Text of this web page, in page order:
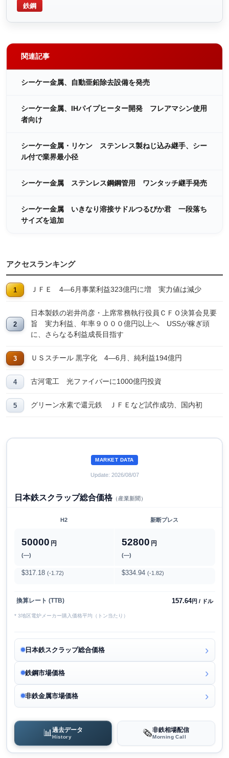
鉄鋼
関連記事
シーケー金属、自動亜鉛除去設備を発売
シーケー金属、IHパイプヒーター開発 フレアマシン使用
者向け
シーケー金属・リケン ステンレス製ねじ込み継手、シー
ル付で業界最小径
シーケー金属 ステンレス鋼鋼管用 ワンタッチ継手発売
シーケー金属 いきなり溶接サドルつるぴか君 一段落ち
サイズを追加
アクセスランキング
ＪＦＥ 4―6月事業利益323億円に増 実力値は減少
日本製鉄の岩井尚彦・上席常務執行役員ＣＦＯ決算会見要
旨 実力利益、年率９０００億円以上へ USSが稼ぎ頭
に、さらなる利益成長目指す
ＵＳスチール 黒字化 4―6月、純利益194億円
古河電工 光ファイバーに1000億円投資
グリーン水素で還元鉄 ＪＦＥなど試作成功、国内初
MARKET DATA
Update: 2026/08/07
日本鉄スクラップ総合価格（産業新聞）
H2 新断プレス
50000 円
(―)
52800 円
(―)
$317.18 (-1.72) $334.94 (-1.82)
換算レート (TTB) 157.64円 / ドル
* 3地区電炉メーカー購入価格平均（トン当たり）
日本鉄スクラップ総合価格
鉄鋼市場価格
非鉄金属市場価格
📊過去データ
History 🗞️非鉄相場配信
Morning Call